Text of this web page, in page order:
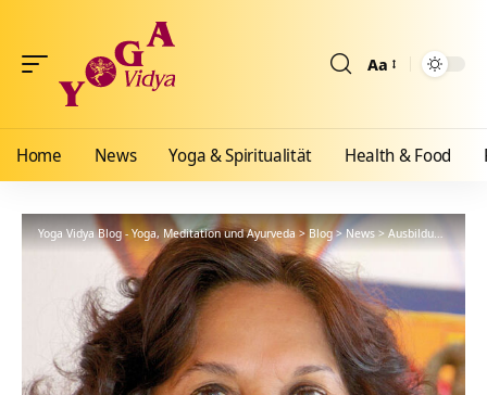
Aa
Home News Yoga & Spiritualität Health & Food
Yoga Vidya Blog - Yoga, Meditation und Ayurveda>Blog>News>Ausbildungen >